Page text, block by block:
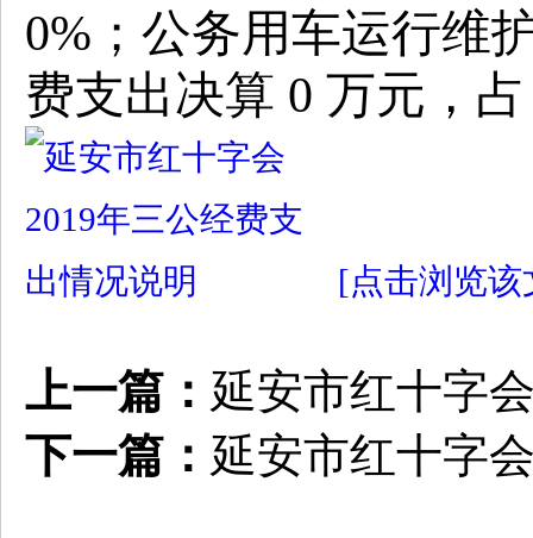
0% ；公务用车运行维
费支出决算 0 万元，占
[点击浏览该
上一篇： 延安市红十字
下一篇： 延安市红十字